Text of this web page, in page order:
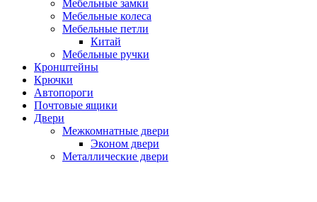
Мебельные замки
Мебельные колеса
Мебельные петли
Китай
Мебельные ручки
Кронштейны
Крючки
Автопороги
Почтовые ящики
Двери
Межкомнатные двери
Эконом двери
Металлические двери